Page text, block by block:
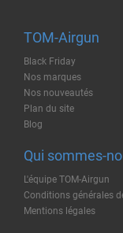
TOM-Airgun
Black Friday
Nos marques
Nos nouveautés
Plan du site
Blog
Qui sommes-
L'équipe TOM-Airgun
Conditions générales
Mentions légales